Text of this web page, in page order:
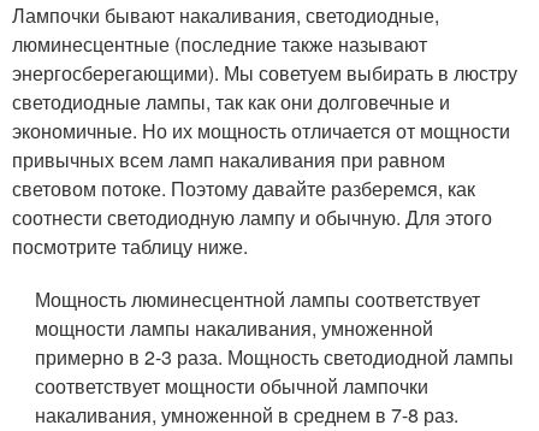
Лампочки бывают накаливания, светодиодные,
люминесцентные (последние также называют
энергосберегающими). Мы советуем выбирать в люстру
светодиодные лампы, так как они долговечные и
экономичные. Но их мощность отличается от мощности
привычных всем ламп накаливания при равном
световом потоке. Поэтому давайте разберемся, как
соотнести светодиодную лампу и обычную. Для этого
посмотрите таблицу ниже.
Мощность люминесцентной лампы соответствует
мощности лампы накаливания, умноженной
примерно в 2-3 раза. Мощность светодиодной лампы
соответствует мощности обычной лампочки
накаливания, умноженной в среднем в 7-8 раз.